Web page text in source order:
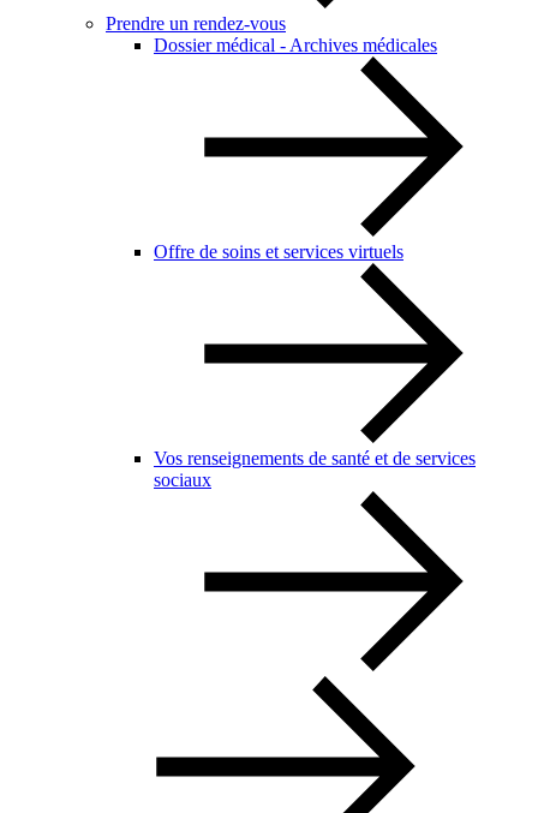
Prendre un rendez-vous
Dossier médical - Archives médicales
Offre de soins et services virtuels
Vos renseignements de santé et de services
sociaux